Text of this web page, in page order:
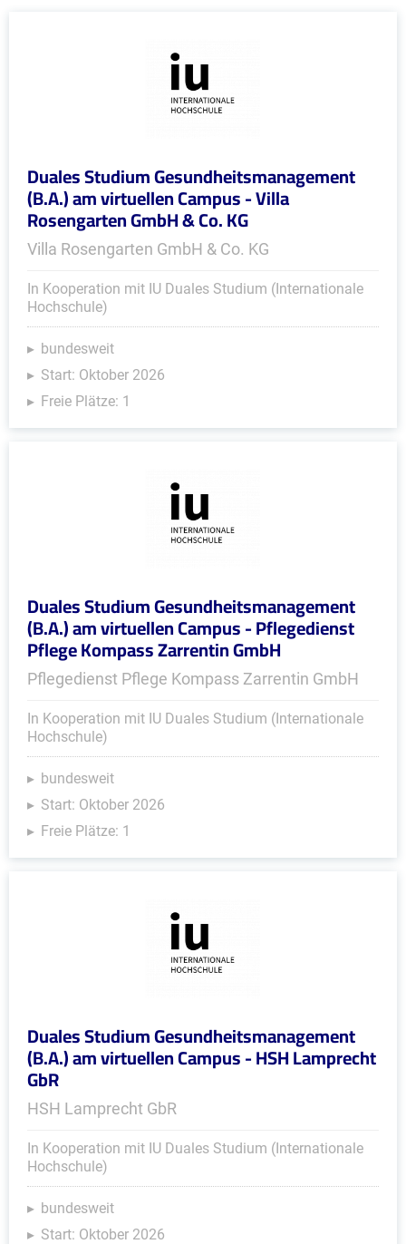
Duales Studium Gesundheitsmanagement
(B.A.) am virtuellen Campus - Villa
Rosengarten GmbH & Co. KG
Villa Rosengarten GmbH & Co. KG
In Kooperation mit IU Duales Studium (Internationale
Hochschule)
bundesweit
Start: Oktober 2026
Freie Plätze: 1
Duales Studium Gesundheitsmanagement
(B.A.) am virtuellen Campus - Pflegedienst
Pflege Kompass Zarrentin GmbH
Pflegedienst Pflege Kompass Zarrentin GmbH
In Kooperation mit IU Duales Studium (Internationale
Hochschule)
bundesweit
Start: Oktober 2026
Freie Plätze: 1
Duales Studium Gesundheitsmanagement
(B.A.) am virtuellen Campus - HSH Lamprecht
GbR
HSH Lamprecht GbR
In Kooperation mit IU Duales Studium (Internationale
Hochschule)
bundesweit
Start: Oktober 2026